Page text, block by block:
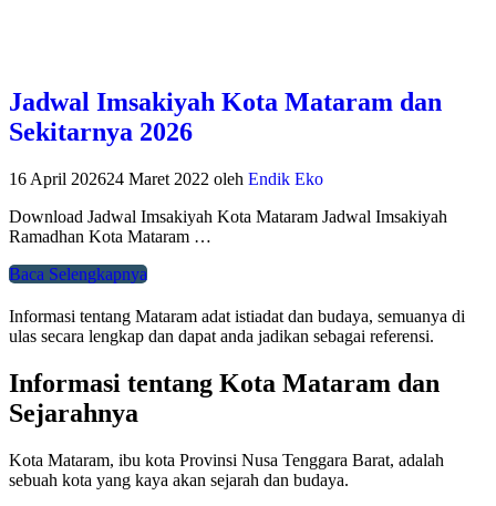
Jadwal Imsakiyah Kota Mataram dan
Sekitarnya 2026
16 April 202624 Maret 2022 oleh Endik Eko
Download Jadwal Imsakiyah Kota Mataram Jadwal Imsakiyah
Ramadhan Kota Mataram …
Baca Selengkapnya
Informasi tentang Mataram adat istiadat dan budaya, semuanya di
ulas secara lengkap dan dapat anda jadikan sebagai referensi.
Informasi tentang Kota Mataram dan
Sejarahnya
Kota Mataram, ibu kota Provinsi Nusa Tenggara Barat, adalah
sebuah kota yang kaya akan sejarah dan budaya.